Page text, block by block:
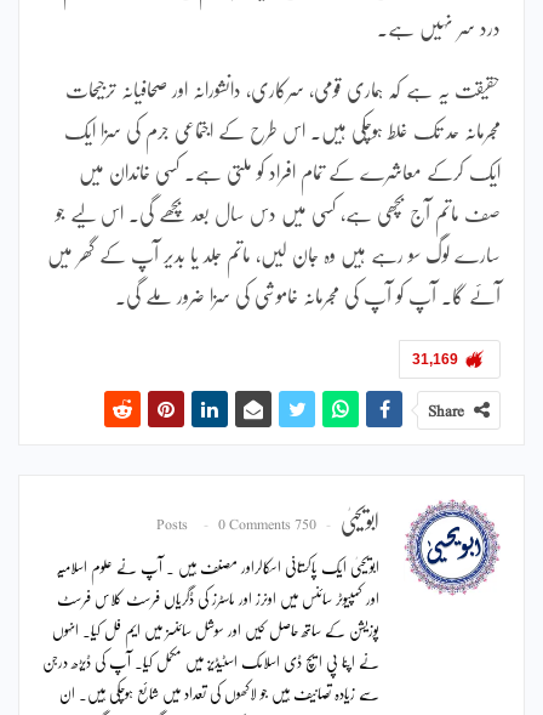
درد سر نہیں ہے۔
حقیقت یہ ہے کہ ہماری قومی، سرکاری، دانشورانہ اور صحافیانہ ترجیحات
مجرمانہ حد تک غلط ہوچکی ہیں۔ اس طرح کے اجتماعی جرم کی سزا ایک
ایک کرکے معاشرے کے تمام افراد کو ملتی ہے۔ کسی خاندان میں
صف ماتم آج بچھی ہے، کسی میں دس سال بعد بچھے گی۔ اس لیے جو
سارے لوگ سو رہے ہیں وہ جان لیں، ماتم جلد یا بدیر آپ کے گھر میں
آئے گا۔ آپ کو آپ کی مجرمانہ خاموشی کی سزا ضرور ملے گی۔
31,169
Share
ابویحییٰ 750 Posts
0 Comments
ابویحییٰ ایک پاکستانی اسکالراور مصنف ہیں ۔ آپ نے علوم اسلامیہ
اور کمپیوٹر سائنس میں اونرز اور ماسٹرز کی ڈگریاں فرسٹ کلاس فرسٹ
پوزیشن کے ساتھ حاصل کیں اور سوشل سائنسز میں ایم فل کیا۔ انہوں
نے اپنا پی ایچ ڈی اسلامک اسٹیڈیز میں مکمل کیا۔ آپ کی ڈیڑھ درجن
سے زیادہ تصانیف ہیں جو لاکھوں کی تعداد میں شائع ہوچکی ہیں۔ ان